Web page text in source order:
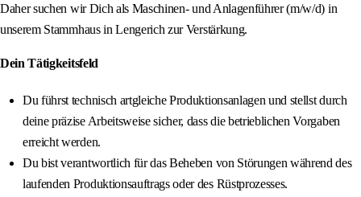
Daher suchen wir Dich als Maschinen- und Anlagenführer (m/w/d) in
unserem Stammhaus in Lengerich zur Verstärkung.
Dein Tätigkeitsfeld
Du führst technisch artgleiche Produktionsanlagen und stellst durch
deine präzise Arbeitsweise sicher, dass die betrieblichen Vorgaben
erreicht werden.
Du bist verantwortlich für das Beheben von Störungen während des
laufenden Produktionsauftrags oder des Rüstprozesses.